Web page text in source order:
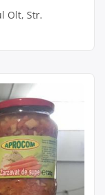
Olt, Str.